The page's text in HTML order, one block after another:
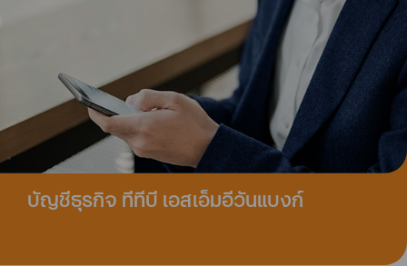
บัญชีธุรกิจ ทีทีบี เอสเอ็มอีวันแบงก์